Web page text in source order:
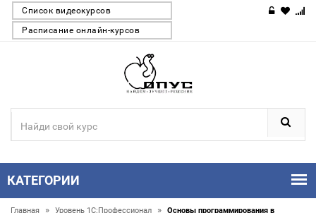
Список видеокурсов
Расписание онлайн-курсов
КАТЕГОРИИ
Главная » Уровень 1С:Профессионал »
Основы программирования в